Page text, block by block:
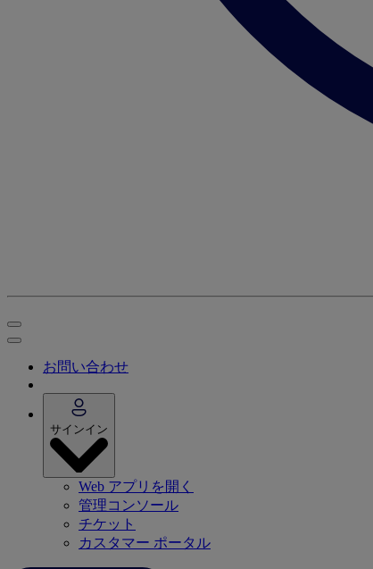
お問い合わせ
サインイン
Web アプリを開く
管理コンソール
チケット
カスタマー ポータル